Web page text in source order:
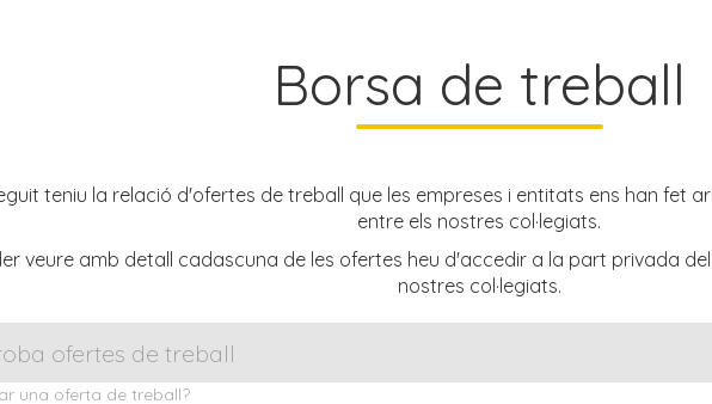
Borsa de treball
teniu la relació d'ofertes de treball que les empreses i entitats ens han fet
entre els nostres col·legiats.
veure amb detall cadascuna de les ofertes heu d'accedir a la part privada
nostres col·legiats.
una oferta de treball?